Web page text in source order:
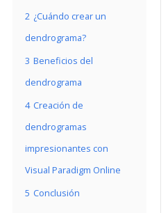
2 ¿Cuándo crear un
dendrograma?
3 Beneficios del
dendrograma
4 Creación de
dendrogramas
impresionantes con
Visual Paradigm Online
5 Conclusión